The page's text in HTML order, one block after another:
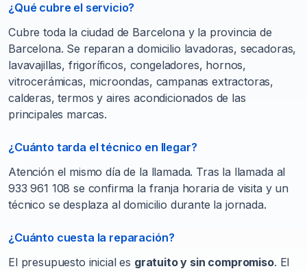
¿Qué cubre el servicio?
Cubre toda la ciudad de Barcelona y la provincia de
Barcelona. Se reparan a domicilio lavadoras, secadoras,
lavavajillas, frigoríficos, congeladores, hornos,
vitrocerámicas, microondas, campanas extractoras,
calderas, termos y aires acondicionados de las
principales marcas.
¿Cuánto tarda el técnico en llegar?
Atención el mismo día de la llamada. Tras la llamada al
933 961 108 se confirma la franja horaria de visita y un
técnico se desplaza al domicilio durante la jornada.
¿Cuánto cuesta la reparación?
El presupuesto inicial es gratuito y sin compromiso. El